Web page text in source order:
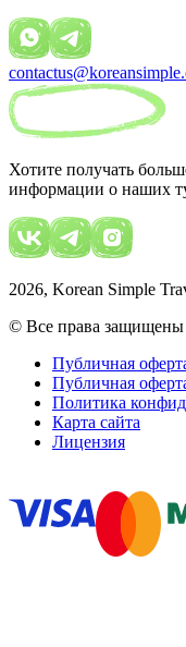
Хотите получать
информации о наших
2026, Korean Simple
© Все права защищены
Публичная
Публичная
Политика
Карта сайта
Лицензия